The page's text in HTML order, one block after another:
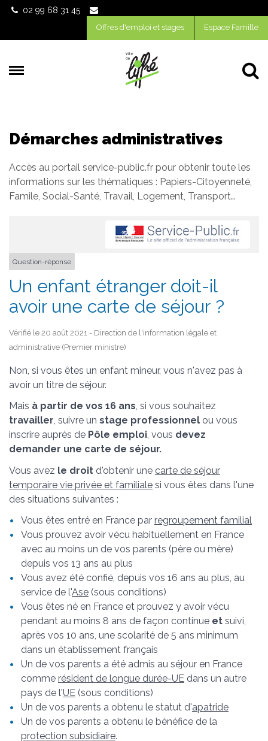
Gestion des traceurs
02 99 68 31 45
Offres d'emploi et stages Espace Famille
Démarches administratives
Accès au portail service-public.fr pour obtenir toute les
informations sur les thématiques : Papiers-Citoyenneté,
Famile, Social-Santé, Travail, Logement, Transport…
Question-réponse
Un enfant étranger doit-il
avoir une carte de séjour ?
Vérifié le 20 août 2021 - Direction de l'information légale et
administrative (Premier ministre)
Non, si vous êtes un enfant mineur, vous n'avez pas à
avoir un titre de séjour.
Mais à partir de vos 16 ans, si vous souhaitez
travailler, suivre un stage professionnel ou vous
inscrire auprès de Pôle emploi, vous devez
demander une carte de séjour.
Vous avez le droit d'obtenir une carte de séjour
temporaire vie privée et familiale si vous êtes dans l'une
des situations suivantes :
Vous êtes entré en France par regroupement familial
Vous prouvez avoir vécu habituellement en France
avec au moins un de vos parents (père ou mère)
depuis vos 13 ans au plus
Vous avez été confié, depuis vos 16 ans au plus, au
service de l'Ase (sous conditions)
Vous êtes né en France et prouvez y avoir vécu
pendant au moins 8 ans de façon continue et suivi,
après vos 10 ans, une scolarité de 5 ans minimum
dans un établissement français
Un de vos parents a été admis au séjour en France
comme résident de longue durée-UE dans un autre
pays de l'UE (sous conditions)
Un de vos parents a obtenu le statut d'apatride
Un de vos parents a obtenu le bénéfice de la
protection subsidiaire.